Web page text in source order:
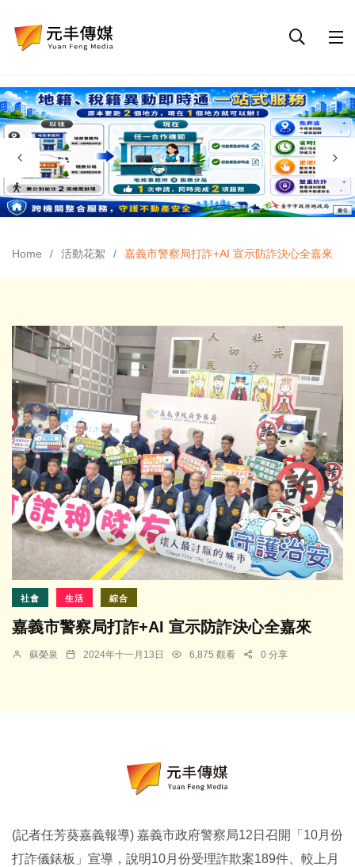
Home 活動花絮 嘉義市警察局打詐+AI 宣示防詐決心全嘉來
社會 生活 綜合
嘉義市警察局打詐+AI 宣示防詐決心全嘉來
蘇榮泉 2024年十一月13日 6,875 觀看 0 分享
(記者任芳葵嘉義報導) 嘉義市政府警察局12日召開「10月份
打詐儀錶板」宣導， 說明10月份受理詐欺案189件、較上月